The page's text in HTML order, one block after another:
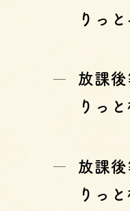
りっ
放課後
りっ
放課後
りっ